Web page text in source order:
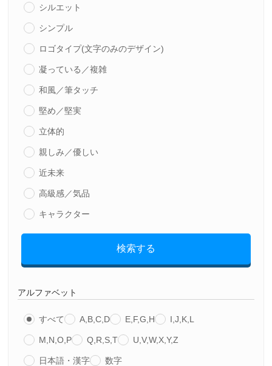
シルエット
シンプル
ロゴタイプ(文字のみのデザイン)
凝っている／複雑
和風／筆タッチ
堅め／堅実
立体的
親しみ／優しい
近未来
高級感／気品
キャラクター
検索する
アルファベット
すべて A,B,C,D E,F,G,H I,J,K,L
M,N,O,P Q,R,S,T U,V,W,X,Y,Z
日本語・漢字 数字